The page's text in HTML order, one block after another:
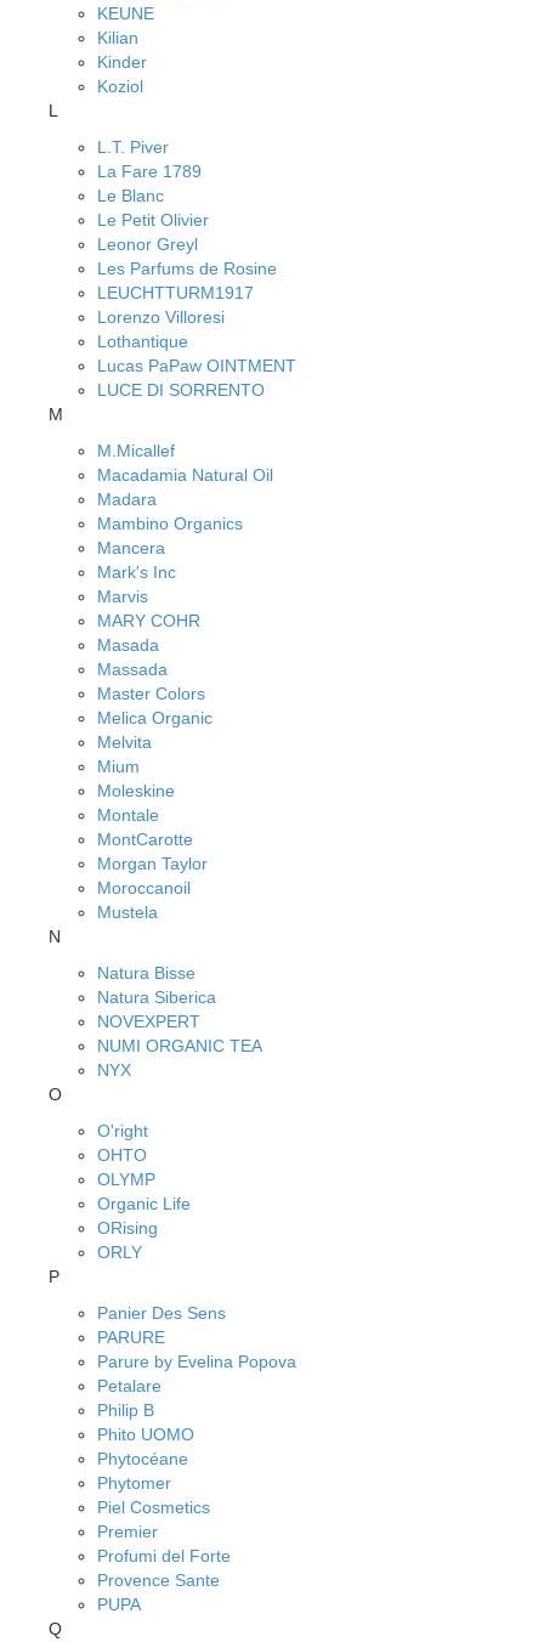
KEUNE
Kilian
Kinder
Koziol
L
L.T. Piver
La Fare 1789
Le Blanc
Le Petit Olivier
Leonor Greyl
Les Parfums de Rosine
LEUCHTTURM1917
Lorenzo Villoresi
Lothantique
Lucas PaPaw OINTMENT
LUCE DI SORRENTO
M
M.Micallef
Macadamia Natural Oil
Madara
Mambino Organics
Mancera
Mark's Inc
Marvis
MARY COHR
Masada
Massada
Master Colors
Melica Organic
Melvita
Mium
Moleskine
Montale
MontCarotte
Morgan Taylor
Moroccanoil
Mustela
N
Natura Bisse
Natura Siberica
NOVEXPERT
NUMI ORGANIC TEA
NYX
O
O'right
OHTO
OLYMP
Organic Life
ORising
ORLY
P
Panier Des Sens
PARURE
Parure by Evelina Popova
Petalare
Philip B
Phito UOMO
Phytocéane
Phytomer
Piel Cosmetics
Premier
Profumi del Forte
Provence Sante
PUPA
Q